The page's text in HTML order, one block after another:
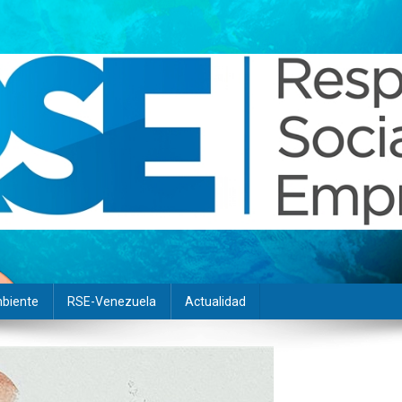
RSE-Venezuela Actualidad